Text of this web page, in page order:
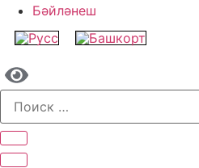
Бәйләнеш